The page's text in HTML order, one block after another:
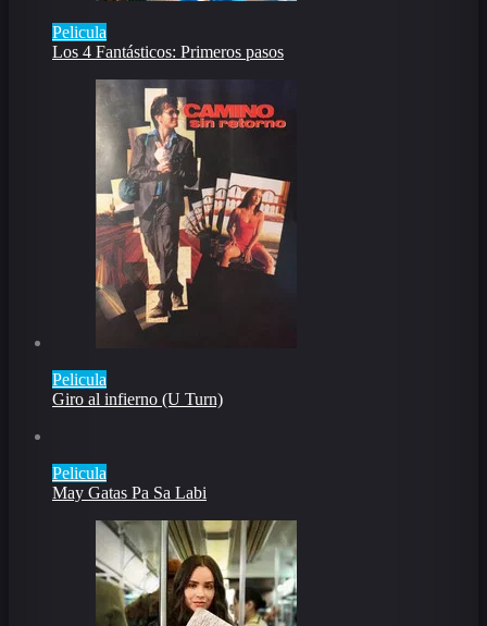
Pelicula
Los 4 Fantásticos: Primeros pasos
Pelicula
Giro al infierno (U Turn)
Pelicula
May Gatas Pa Sa Labi